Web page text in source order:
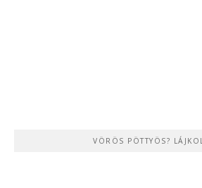
VÖRÖS PÖTTYÖS?